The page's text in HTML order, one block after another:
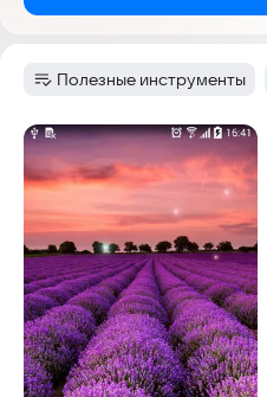
Категория:
Полезные инструменты
Скриншоты